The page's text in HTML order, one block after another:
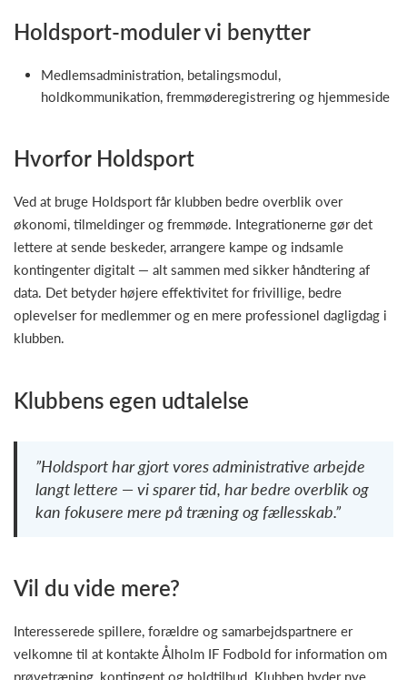
Holdsport-moduler vi benytter
Medlemsadministration, betalingsmodul,
holdkommunikation, fremmøderegistrering og hjemmeside
Hvorfor Holdsport
Ved at bruge Holdsport får klubben bedre overblik over
økonomi, tilmeldinger og fremmøde. Integrationerne gør det
lettere at sende beskeder, arrangere kampe og indsamle
kontingenter digitalt — alt sammen med sikker håndtering af
data. Det betyder højere effektivitet for frivillige, bedre
oplevelser for medlemmer og en mere professionel dagligdag i
klubben.
Klubbens egen udtalelse
”Holdsport har gjort vores administrative arbejde
langt lettere — vi sparer tid, har bedre overblik og
kan fokusere mere på træning og fællesskab.”
Vil du vide mere?
Interesserede spillere, forældre og samarbejdspartnere er
velkomne til at kontakte Ålholm IF Fodbold for information om
prøvetræning, kontingent og holdtilbud. Klubben byder nye